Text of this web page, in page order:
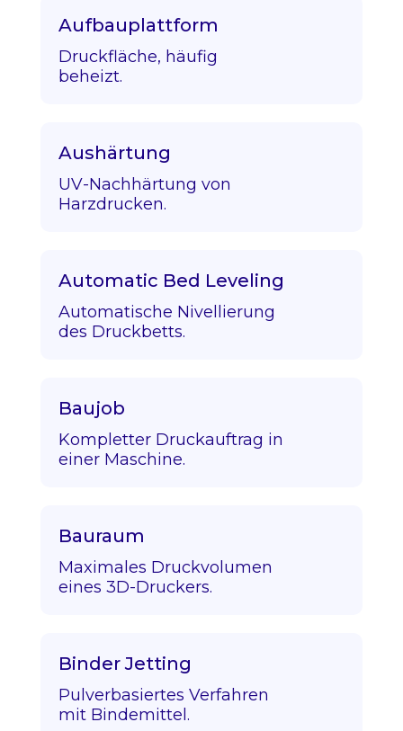
Aufbauplattform
Druckfläche, häufig
beheizt.
Aushärtung
UV-Nachhärtung von
Harzdrucken.
Automatic Bed Leveling
Automatische Nivellierung
des Druckbetts.
Baujob
Kompletter Druckauftrag in
einer Maschine.
Bauraum
Maximales Druckvolumen
eines 3D-Druckers.
Binder Jetting
Pulverbasiertes Verfahren
mit Bindemittel.